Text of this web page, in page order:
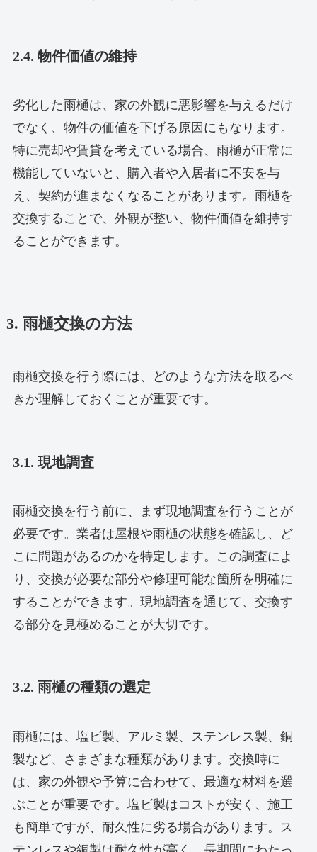
2.4. 物件価値の維持
劣化した雨樋は、家の外観に悪影響を与えるだけ
でなく、物件の価値を下げる原因にもなります。
特に売却や賃貸を考えている場合、雨樋が正常に
機能していないと、購入者や入居者に不安を与
え、契約が進まなくなることがあります。雨樋を
交換することで、外観が整い、物件価値を維持す
ることができます。
3. 雨樋交換の方法
雨樋交換を行う際には、どのような方法を取るべ
きか理解しておくことが重要です。
3.1. 現地調査
雨樋交換を行う前に、まず現地調査を行うことが
必要です。業者は屋根や雨樋の状態を確認し、ど
こに問題があるのかを特定します。この調査によ
り、交換が必要な部分や修理可能な箇所を明確に
することができます。現地調査を通じて、交換す
る部分を見極めることが大切です。
3.2. 雨樋の種類の選定
雨樋には、塩ビ製、アルミ製、ステンレス製、銅
製など、さまざまな種類があります。交換時に
は、家の外観や予算に合わせて、最適な材料を選
ぶことが重要です。塩ビ製はコストが安く、施工
も簡単ですが、耐久性に劣る場合があります。ス